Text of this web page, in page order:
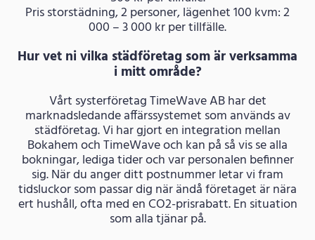
Pris storstädning, 2 personer, lägenhet 100 kvm: 2
000 – 3 000 kr per tillfälle.
Hur vet ni vilka städföretag som är verksamma
i mitt område?
Vårt systerföretag TimeWave AB har det
marknadsledande affärssystemet som används av
städföretag. Vi har gjort en integration mellan
Bokahem och TimeWave och kan på så vis se alla
bokningar, lediga tider och var personalen befinner
sig. När du anger ditt postnummer letar vi fram
tidsluckor som passar dig när ändå företaget är nära
ert hushåll, ofta med en CO2-prisrabatt. En situation
som alla tjänar på.